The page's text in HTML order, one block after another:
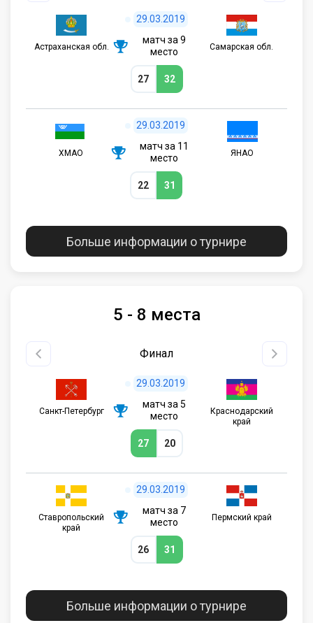
Астраханская обл.
29.03.2019
матч за 9
место
27 32
Самарская обл.
ХМАО
29.03.2019
матч за 11
место
22 31
ЯНАО
Больше информации о турнире
5 - 8 места
Финал
Санкт-Петербург
29.03.2019
матч за 5
место
27 20
Краснодарский
край
Ставропольский
край
29.03.2019
матч за 7
место
26 31
Пермский край
Больше информации о турнире